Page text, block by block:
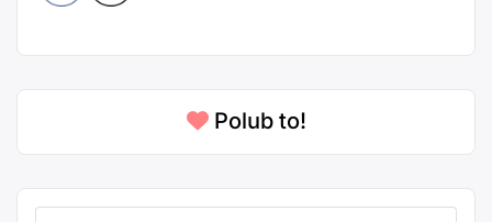
Polub to!